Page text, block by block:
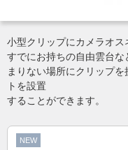
小型クリップにカメラオス
すでにお持ちの自由雲台
まりない場所にクリップ
トを設置
することができます。
NEW